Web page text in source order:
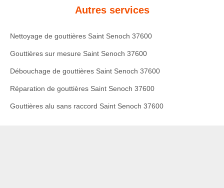
Autres services
Nettoyage de gouttières Saint Senoch 37600
Gouttières sur mesure Saint Senoch 37600
Débouchage de gouttières Saint Senoch 37600
Réparation de gouttières Saint Senoch 37600
Gouttières alu sans raccord Saint Senoch 37600